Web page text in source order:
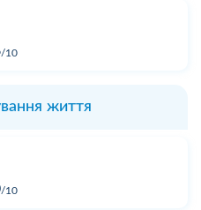
10
життя
10